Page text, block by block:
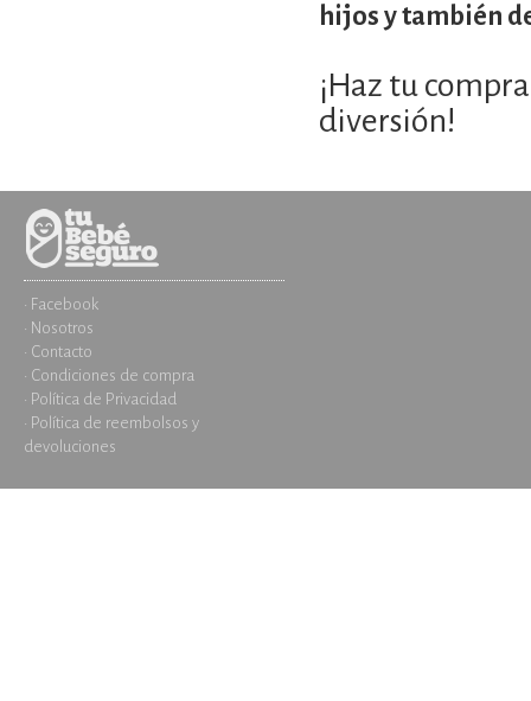
hijos y también
¡Haz tu
diversión!
· Facebook
· Nosotros
· Contacto
· Condiciones de compra
· Política de Privacidad
· Política de reembolsos y
devoluciones